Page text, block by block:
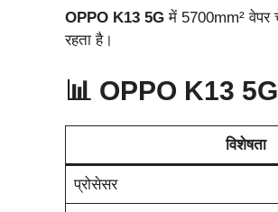
OPPO K13 5G में 5700mm² वेपर
रहता है।
📊 OPPO K13
विशेषता
प्रोसेसर